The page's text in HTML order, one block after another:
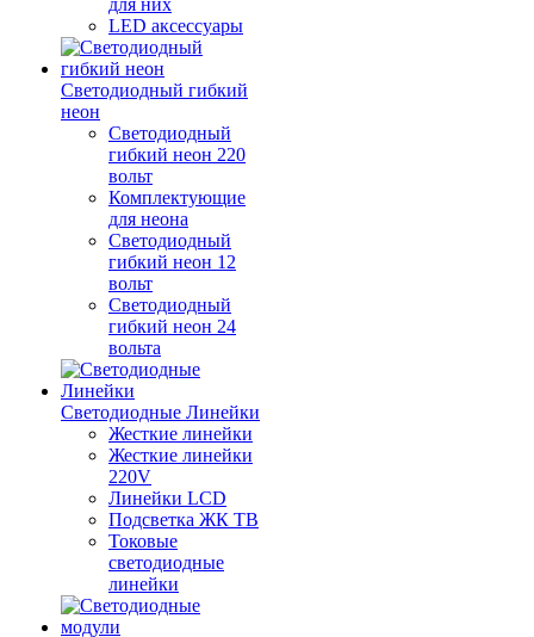
для них
LED аксессуары
Светодиодный гибкий
неон
Светодиодный
гибкий неон 220
вольт
Комплектующие
для неона
Светодиодный
гибкий неон 12
вольт
Светодиодный
гибкий неон 24
вольта
Светодиодные Линейки
Жесткие линейки
Жесткие линейки
220V
Линейки LCD
Подсветка ЖК ТВ
Токовые
светодиодные
линейки